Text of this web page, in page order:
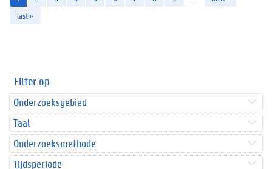
last »
Filter op
Onderzoeksgebied
Taal
Onderzoeksmethode
Tijdsperiode